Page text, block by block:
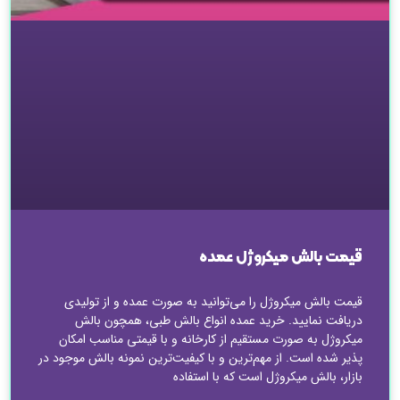
قیمت بالش میکروژل عمده
قیمت بالش میکروژل را می‌توانید به صورت عمده و از تولیدی
دریافت نمایید. خرید عمده انواع بالش طبی، همچون بالش
میکروژل به صورت مستقیم از کارخانه و با قیمتی مناسب امکان
پذیر شده است. از مهم‌ترین و با کیفیت‌ترین نمونه بالش موجود در
بازار، بالش میکروژل است که با استفاده